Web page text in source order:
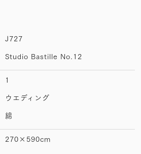
J727
Studio Bastille No.12
1
ウエディング
綿
270×590cm